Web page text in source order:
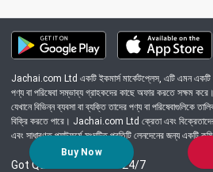
Buy Now
Jachai.com Ltd একটি ইকমার্স মার্কেটপ্লেস, এটি এমন একটি
পণ্য বা পরিষেবা সম্ভাব্য গ্রাহকদের কাছে অফার করতে সক্ষম
যেখানে বিভিন্ন ব্যবসা বা ব্যক্তি তাদের পণ্য বা পরিষেবাগুলিকে
বিক্রি করতে পারে। Jachai.com Ltd ক্রেতা এবং বিক্রেতাদের
এবং সাধারণত প্ল্যাটফর্মে সংঘটিত প্রতিটি লেনদেনের জন্য একটি
Got Question? Call us 24/7